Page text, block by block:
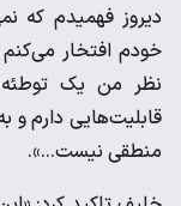
دیروز فهمیدم که
خودم افتخار می‌کنم
نظر من یک
قابلیت‌هایی دارم و
منطقی نیست...».